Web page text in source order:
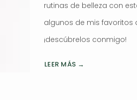
rutinas de belleza con
algunos de mis favoritos
¡descúbrelos conmigo!
LEER MÁS →